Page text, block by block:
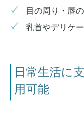
目の周り・唇
乳首やデリケ
日常生活に
用可能